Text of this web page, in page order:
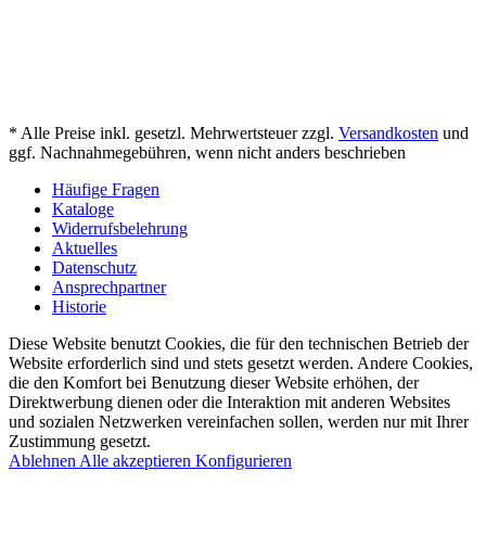
* Alle Preise inkl. gesetzl. Mehrwertsteuer zzgl. Versandkosten und
ggf. Nachnahmegebühren, wenn nicht anders beschrieben
Häufige Fragen
Kataloge
Widerrufsbelehrung
Aktuelles
Datenschutz
Ansprechpartner
Historie
Diese Website benutzt Cookies, die für den technischen Betrieb der
Website erforderlich sind und stets gesetzt werden. Andere Cookies,
die den Komfort bei Benutzung dieser Website erhöhen, der
Direktwerbung dienen oder die Interaktion mit anderen Websites
und sozialen Netzwerken vereinfachen sollen, werden nur mit Ihrer
Zustimmung gesetzt.
Ablehnen Alle akzeptieren Konfigurieren